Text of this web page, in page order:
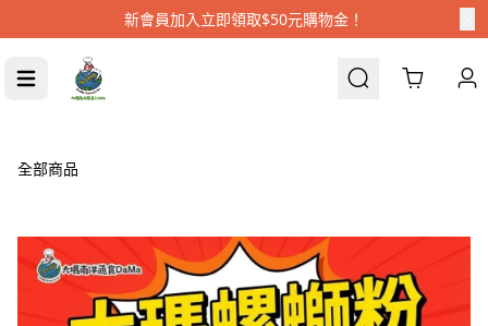
新會員加入立即領取$50元購物金！
Cart
全部商品